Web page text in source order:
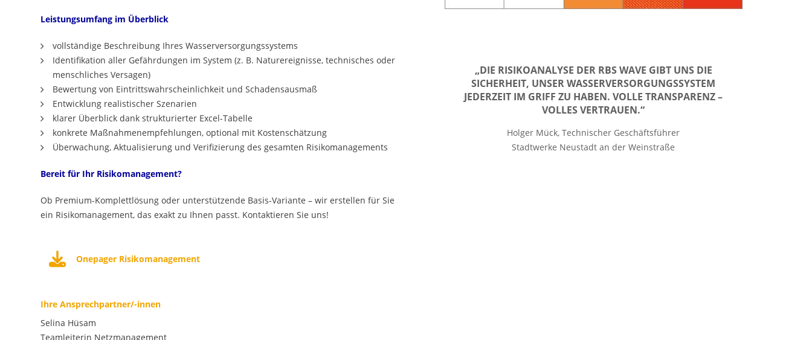
Leistungsumfang im Überblick
vollständige Beschreibung Ihres Wasserversorgungssystems
Identifikation aller Gefährdungen im System (z. B. Naturereignisse, technisches oder
menschliches Versagen)
Bewertung von Eintrittswahrscheinlichkeit und Schadensausmaß
Entwicklung realistischer Szenarien
klarer Überblick dank strukturierter Excel-Tabelle
konkrete Maßnahmenempfehlungen, optional mit Kostenschätzung
Überwachung, Aktualisierung und Verifizierung des gesamten Risikomanagements
Bereit für Ihr Risikomanagement?
Ob Premium-Komplettlösung oder unterstützende Basis-Variante – wir erstellen für Sie
ein Risikomanagement, das exakt zu Ihnen passt. Kontaktieren Sie uns!
Onepager Risikomanagement
Ihre Ansprechpartner/-innen
Selina Hüsam
Teamleiterin Netzmanagement
„DIE RISIKOANALYSE DER RBS WAVE GIBT UNS DIE
SICHERHEIT, UNSER WASSERVERSORGUNGSSYSTEM
JEDERZEIT IM GRIFF ZU HABEN. VOLLE TRANSPARENZ –
VOLLES VERTRAUEN.“
Holger Mück, Technischer Geschäftsführer
Stadtwerke Neustadt an der Weinstraße